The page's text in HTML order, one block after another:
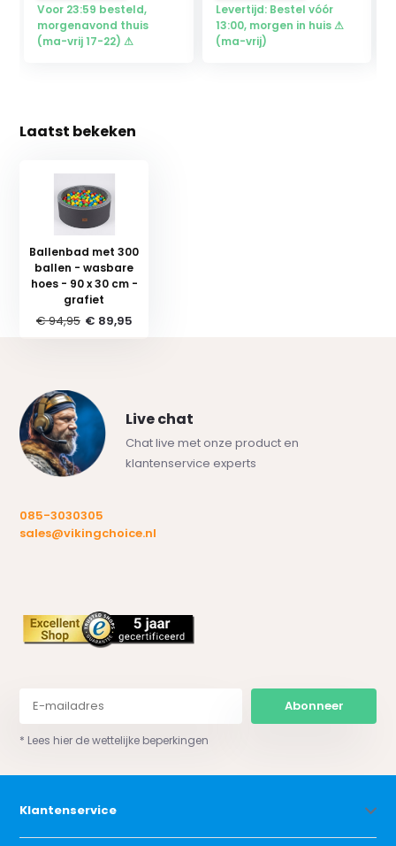
Voor 23:59 besteld,
morgenavond thuis
(ma-vrij 17-22) ⚠
Levertijd: Bestel vóór
13:00, morgen in huis ⚠
(ma-vrij)
Laatst bekeken
Ballenbad met 300
ballen - wasbare
hoes - 90 x 30 cm -
grafiet
€ 94,95 € 89,95
Live chat
Chat live met onze product en
klantenservice experts
085-3030305
sales@vikingchoice.nl
Abonneer
* Lees hier de wettelijke beperkingen
Klantenservice